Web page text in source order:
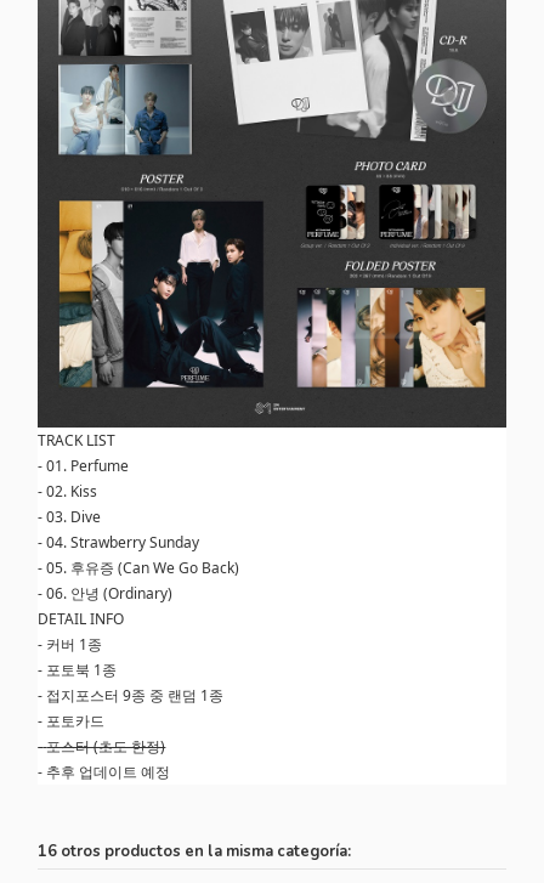
TRACK LIST
- 01. Perfume
- 02. Kiss
- 03. Dive
- 04. Strawberry Sunday
- 05. 후유증 (Can We Go Back)
- 06. 안녕 (Ordinary)
DETAIL INFO
- 커버 1종
- 포토북 1종
- 접지포스터 9종 중 랜덤 1종
- 포토카드
-포스터 (초도 한정)
- 추후 업데이트 예정
16 otros productos en la misma categoría: